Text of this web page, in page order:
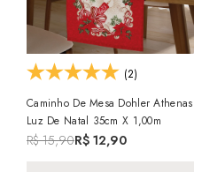
(2)
Caminho De Mesa Dohler Athenas
Luz De Natal 35cm X 1,00m
R$ 15,90R$ 12,90